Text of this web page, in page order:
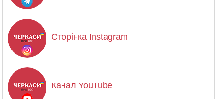
Сторінка Instagram
Канал YouTube